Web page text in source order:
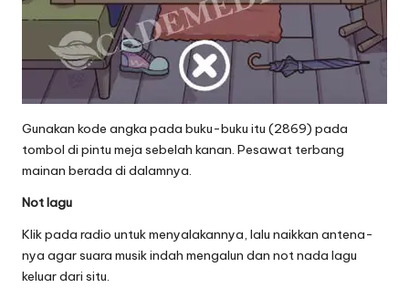
Gunakan kode angka pada buku-buku itu (2869) pada
tombol di pintu meja sebelah kanan. Pesawat terbang
mainan berada di dalamnya.
Not lagu
Klik pada radio untuk menyalakannya, lalu naikkan antena-
nya agar suara musik indah mengalun dan not nada lagu
keluar dari situ.